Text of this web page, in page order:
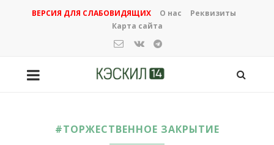
ВЕРСИЯ ДЛЯ СЛАБОВИДЯЩИХ О нас
Реквизиты
Карта сайта
#ТОРЖЕСТВЕННОЕ ЗАКРЫТИЕ